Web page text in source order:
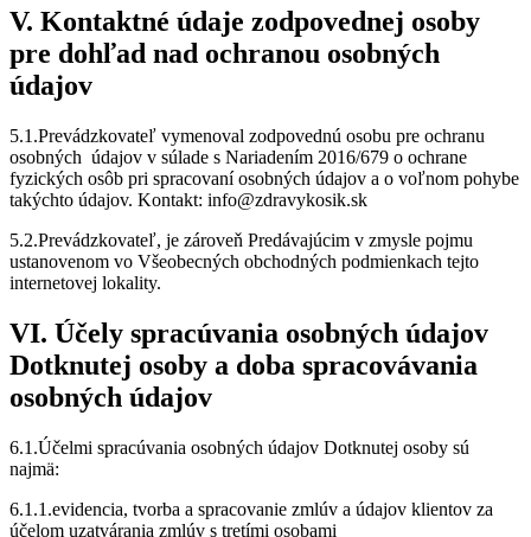
V. Kontaktné údaje zodpovednej osoby
pre dohľad nad ochranou osobných
údajov
5.1.Prevádzkovateľ vymenoval zodpovednú osobu pre ochranu
osobných údajov v súlade s Nariadením 2016/679 o ochrane
fyzických osôb pri spracovaní osobných údajov a o voľnom pohybe
takýchto údajov. Kontakt: info@zdravykosik.sk
5.2.Prevádzkovateľ, je zároveň Predávajúcim v zmysle pojmu
ustanovenom vo Všeobecných obchodných podmienkach tejto
internetovej lokality.
VI. Účely spracúvania osobných údajov
Dotknutej osoby a doba spracovávania
osobných údajov
6.1.Účelmi spracúvania osobných údajov Dotknutej osoby sú
najmä:
6.1.1.evidencia, tvorba a spracovanie zmlúv a údajov klientov za
účelom uzatvárania zmlúv s tretími osobami